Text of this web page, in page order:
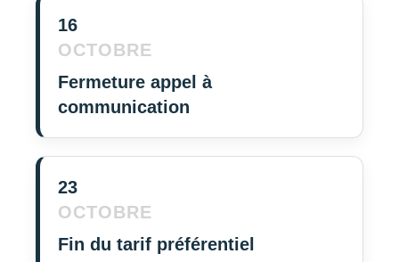
16
OCTOBRE
Fermeture appel à
communication
23
OCTOBRE
Fin du tarif préférentiel